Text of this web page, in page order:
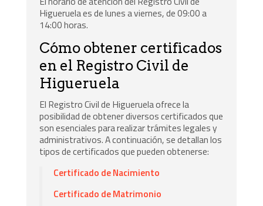
Higueruela es de lunes a viernes, de 09:00 a
14:00 horas.
Cómo obtener certificados
en el Registro Civil de
Higueruela
El Registro Civil de Higueruela ofrece la
posibilidad de obtener diversos certificados que
son esenciales para realizar trámites legales y
administrativos. A continuación, se detallan los
tipos de certificados que pueden obtenerse:
Certificado de Nacimiento
Certificado de Matrimonio